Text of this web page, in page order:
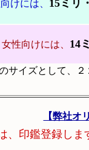
けには、 15ミリ
女性向けには、 14
サイズとして、
【弊社オ
、印鑑登録しま